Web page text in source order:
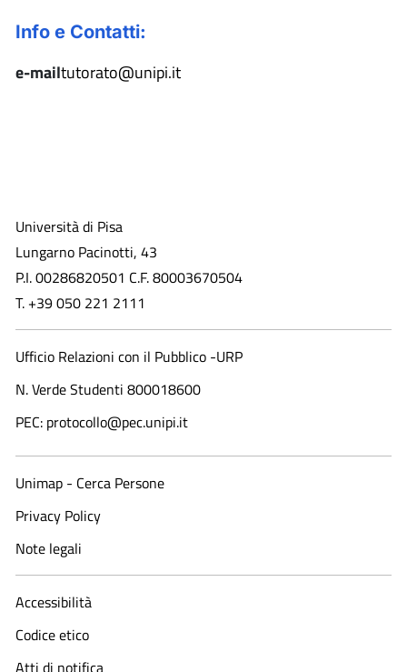
Info e Contatti:
e-mailtutorato@unipi.it
Università di Pisa
Lungarno Pacinotti, 43
P.I. 00286820501 C.F. 80003670504
T. +39 050 221 2111
Ufficio Relazioni con il Pubblico -URP
N. Verde Studenti 800018600​
PEC: protocollo@pec.unipi.it
Unimap - Cerca Persone
Privacy Policy
Note legali
Accessibilità
Codice etico
Atti di notifica